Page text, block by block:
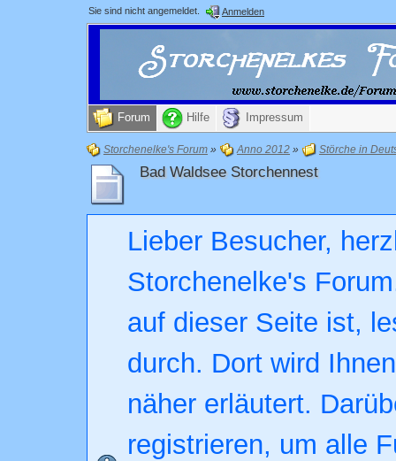
Sie sind nicht angemeldet. Anmelden
Forum Hilfe Impressum
Storchenelke's Forum » Anno 2012 » Störche in
Bad Waldsee Storchennest
Lieber Besucher,
Storchenelke's
auf dieser Seite ist,
durch. Dort wird
näher erläutert.
registrieren, um alle